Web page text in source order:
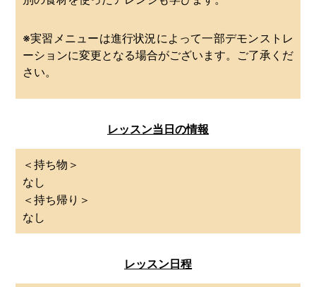
※実習メニューは進行状況によって一部デモンストレ
ーションに変更となる場合がございます。ご了承くだ
さい。
レッスン当日の情報
＜持ち物＞
なし
＜持ち帰り＞
なし
レッスン日程